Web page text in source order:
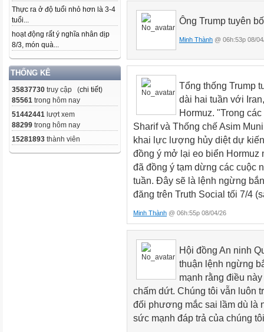
Thực ra ở độ tuổi nhỏ hơn là 3-4
tuổi...
hoạt động rất ý nghĩa nhân dịp
8/3, món quà...
THỐNG KÊ
35837730 truy cập (chi tiết)
85561 trong hôm nay
51442441 lượt xem
88299 trong hôm nay
15281893 thành viên
Ông Trump tuyên
Minh Thành @ 06h:53p 08/
Tổng thống Trump
dài hai tuần với
Hormuz. "Trong
Sharif và Thống chế Asim
khai lực lượng hủy diệt dự
đồng ý mở lại eo biển Hormuz
đã đồng ý tạm dừng các cuộc
tuần. Đây sẽ là lệnh ngừng
đăng trên Truth Social tối 7/4
Minh Thành @ 06h:55p 08/04/26
Hội đồng An ninh
thuận lệnh ngừng
mạnh rằng điều
chấm dứt. Chúng tôi vẫn luôn
đối phương mắc sai lầm dù là
sức mạnh đáp trả của chúng